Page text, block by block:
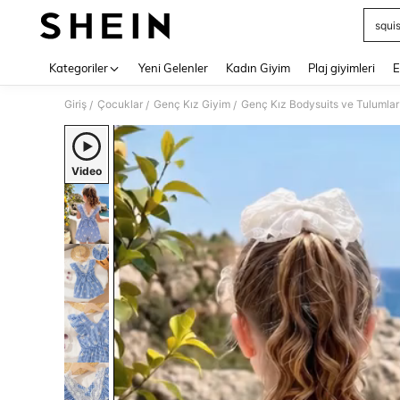
Kategoriler Yeni Gelenler Kadın Giyim Plaj giyimleri
Giriş / Çocuklar / Genç Kız Giyim / Genç Kız Bodysuits ve Tulumlar
Video